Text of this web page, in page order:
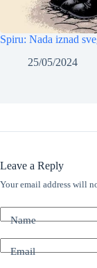
Spiru: Nada iznad
25/05/2024
Leave a Reply
Your email address will
Name
Email